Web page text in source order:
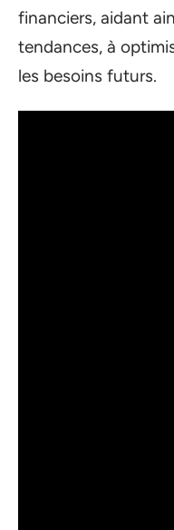
financiers, aidant
tendances, à
les besoins futurs.